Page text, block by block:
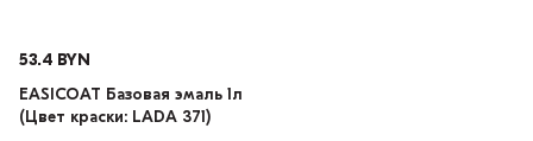
53.4 BYN
EASICOAT Базовая эмаль 1л
(Цвет краски: LADA 371)